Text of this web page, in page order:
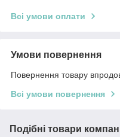
Всі умови оплати
Умови повернення
Повернення товару
Всі умови повернення
Подібні товари